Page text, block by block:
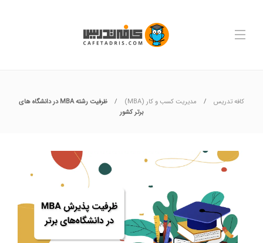
کافه تدریس مدیریت کسب و کار (MBA)
ظرفیت رشته MBA در دانشگاه های
برتر کشور